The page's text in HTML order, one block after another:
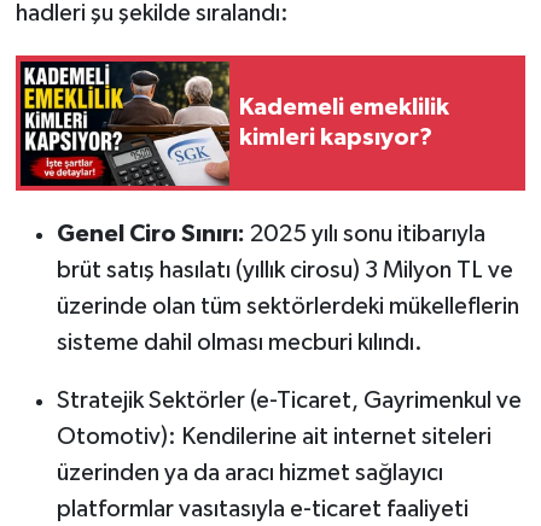
hadleri şu şekilde sıralandı:
Kademeli emeklilik
kimleri kapsıyor?
Genel Ciro Sınırı: 2025 yılı sonu itibarıyla
brüt satış hasılatı (yıllık cirosu) 3 Milyon TL ve
üzerinde olan tüm sektörlerdeki mükelleflerin
sisteme dahil olması mecburi kılındı.
Stratejik Sektörler (e-Ticaret, Gayrimenkul ve
Otomotiv): Kendilerine ait internet siteleri
üzerinden ya da aracı hizmet sağlayıcı
platformlar vasıtasıyla e-ticaret faaliyeti